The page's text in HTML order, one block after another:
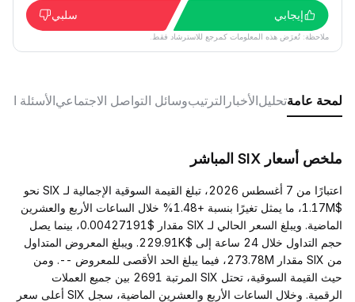
إيجابي
سلبي
ملاحظة: تُعرَض هذه المعلومات كمرجع للاسترشاد فقط.
لمحة عامةتحليلالأخبار الترتيبوسائل التواصل الاجتماعيالأسئلة
ملخص أسعار SIX المباشر
اعتبارًا من 7 أغسطس 2026، تبلغ القيمة السوقية الإجمالية لـ SIX نحو
$1.17M، ما يمثل تغيرًا بنسبة +1.48% خلال الساعات الأربع والعشرين
الماضية. ويبلغ السعر الحالي لـ SIX مقدار $0.00427191، بينما يصل
حجم التداول خلال 24 ساعة إلى $229.91K. ويبلغ المعروض المتداول
من SIX مقدار 273.78M، فيما يبلغ الحد الأقصى للمعروض --. ومن
حيث القيمة السوقية، تحتل SIX المرتبة 2691 بين جميع العملات
الرقمية. وخلال الساعات الأربع والعشرين الماضية، سجل SIX أعلى سعر